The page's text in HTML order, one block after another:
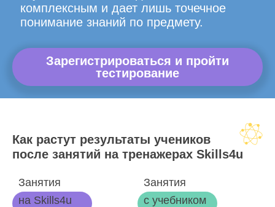
комплексным и дает лишь точечное
понимание знаний по предмету.
Зарегистрироваться и пройти
тестирование
Как растут результаты учеников
после занятий на тренажерах Skills4u
Занятия
на Skills4u
Занятия
с учебником